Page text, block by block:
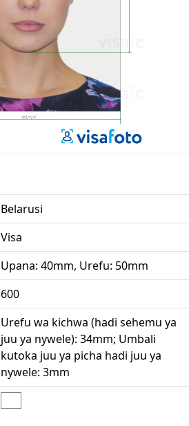
Belarusi
Visa
Upana: 40mm, Urefu: 50mm
600
Urefu wa kichwa (hadi sehemu ya
juu ya nywele): 34mm; Umbali
kutoka juu ya picha hadi juu ya
nywele: 3mm